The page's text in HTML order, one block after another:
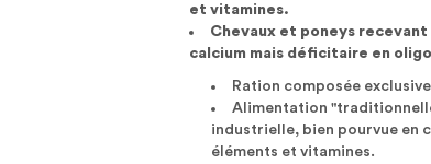
et vitamines.
Chevaux et poneys
calcium mais déficitaire en
Ration composée
Alimentation
industrielle, bien pourvue en
éléments et vitamines.